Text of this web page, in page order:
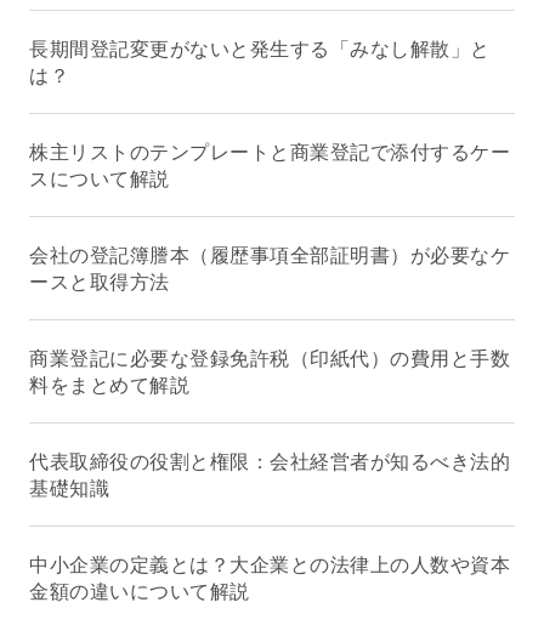
長期間登記変更がないと発生する「みなし解散」と
は？
株主リストのテンプレートと商業登記で添付するケー
スについて解説
会社の登記簿謄本（履歴事項全部証明書）が必要なケ
ースと取得方法
商業登記に必要な登録免許税（印紙代）の費用と手数
料をまとめて解説
代表取締役の役割と権限：会社経営者が知るべき法的
基礎知識
中小企業の定義とは？大企業との法律上の人数や資本
金額の違いについて解説